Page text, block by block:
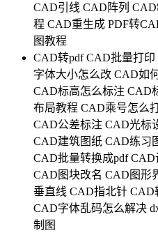
CAD引线 CAD阵列
程 CAD重生成 PDF转
图教程
CAD转pdf CAD批量打印
字体大小怎么改 CAD如
CAD标高怎么标注 CAD
布局教程 CAD乘号怎么
CAD公差标注 CAD光标
CAD建筑图纸 CAD练习
CAD批量转换成pdf CAD
CAD图块改名 CAD图形
垂直线 CAD指北针 CAD
CAD字体乱码怎么解决
制图